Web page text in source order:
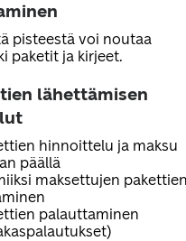
pisteestä voi noutaa
paketit ja kirjeet.
lähettämisen
hinnoittelu ja maksu
päällä
maksettujen pakettien
palauttaminen